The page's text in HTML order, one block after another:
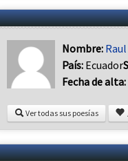
Nombre:
País: Ecuador
Fecha de alta:
Ver todas sus poesías